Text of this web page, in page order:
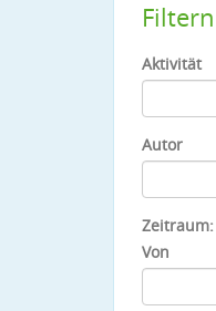
Filtern
Aktivität
Autor
Zeitraum:
Von